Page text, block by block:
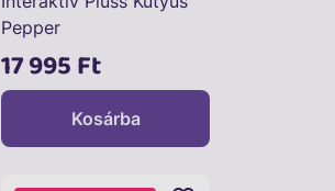
Pepper
17 995 Ft
Kosárba